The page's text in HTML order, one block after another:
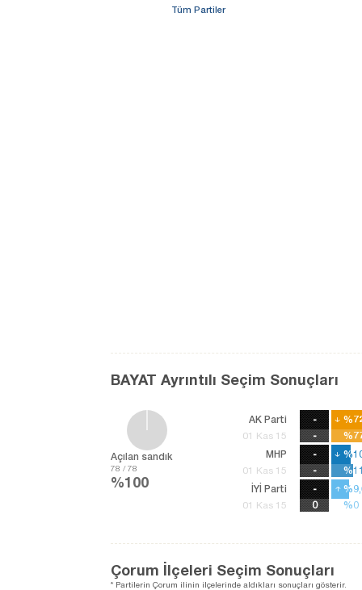
Tüm Partiler
BAYAT Ayrıntılı Seçim Sonuçları
Açılan sandık
78 / 78
%100
AK Parti
MHP
İYİ Parti
-
-
-
01 Kas 15
01 Kas 15
01 Kas 15
-
-
%0
%0
Çorum İlçeleri Seçim Sonuçları
* Partilerin Çorum ilinin ilçelerinde aldıkları sonuçları gösterir.